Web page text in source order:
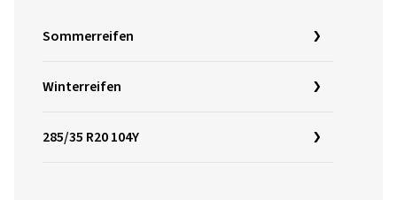
Sommerreifen
Winterreifen
285/35 R20 104Y